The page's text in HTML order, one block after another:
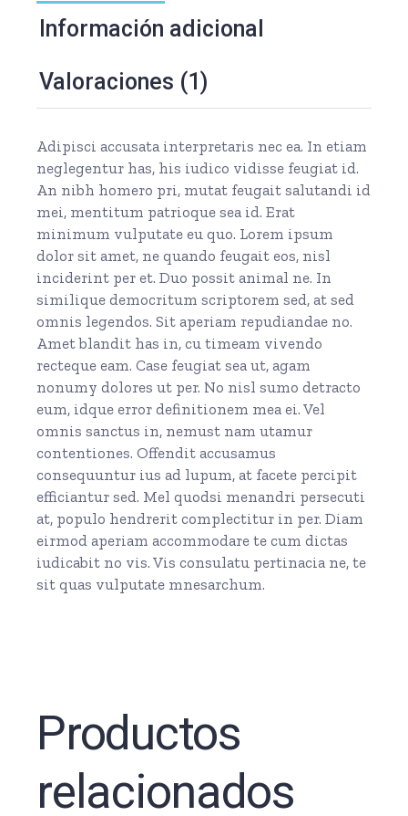
Información adicional
Valoraciones (1)
Adipisci accusata interpretaris nec ea. In etiam
neglegentur has, his iudico vidisse feugiat id.
An nibh homero pri, mutat feugait salutandi id
mei, mentitum patrioque sea id. Erat
minimum vulputate eu quo. Lorem ipsum
dolor sit amet, ne quando feugait eos, nisl
inciderint per et. Duo possit animal ne. In
similique democritum scriptorem sed, at sed
omnis legendos. Sit aperiam repudiandae no.
Amet blandit has in, cu timeam vivendo
recteque eam. Case feugiat sea ut, agam
nonumy dolores ut per. No nisl sumo detracto
eum, idque error definitionem mea ei. Vel
omnis sanctus in, nemust nam utamur
contentiones. Offendit accusamus
consequuntur ius ad lupum, at facete percipit
efficiantur sed. Mel quodsi menandri persecuti
at, populo hendrerit complectitur in per. Diam
eirmod aperiam accommodare te cum dictas
iudicabit no vis. Vis consulatu pertinacia ne, te
sit quas vulputate mnesarchum.
Productos
relacionados